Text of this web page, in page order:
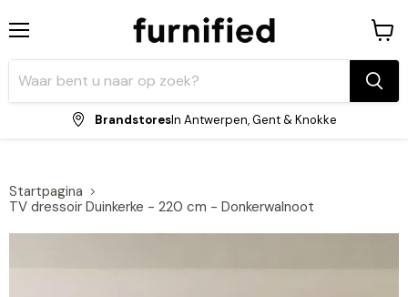
BrandstoresIn Antwerpen, Gent & Knokke
Startpagina
TV dressoir Duinkerke - 220 cm - Donkerwalnoot